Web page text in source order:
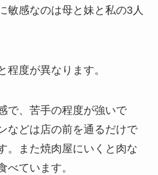
敏感なのは母と妹と私の3人
程度が異なります。
で、苦手の程度が強いで
などは店の前を通るだけで
。また焼肉屋にいくと肉な
べています。